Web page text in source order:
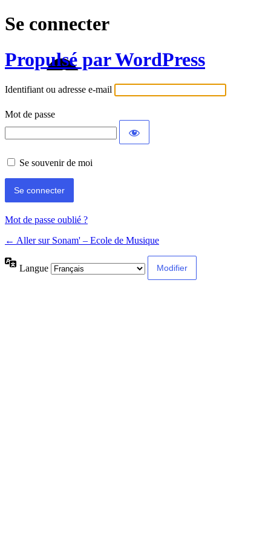
Se connecter
Propulsé par WordPress
Identifiant ou adresse e-mail
Mot de passe
Se souvenir de moi
Mot de passe oublié ?
← Aller sur Sonam' – Ecole de Musique
Langue